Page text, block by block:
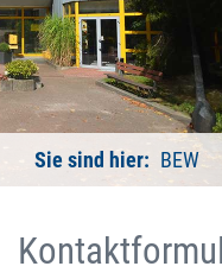
Sie sind hier: BEW